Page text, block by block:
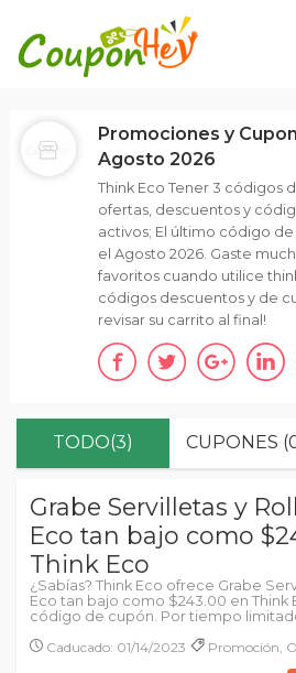
TODO(3) CUPONES
Grabe Servilletas y
Eco tan bajo como
Think Eco
¿Sabías? Think Eco ofrece Grabe
Eco tan bajo como $243.00 en Think
código de cupón. Por tiempo
Caducado: 01/14/2023
Promoción,
Promociones y
Agosto 2026
Think Eco Tener 3 códigos
ofertas, descuentos y
activos; El último código
el Agosto 2026. Gaste
favoritos cuando utilice
códigos descuentos y de
revisar su carrito al final!